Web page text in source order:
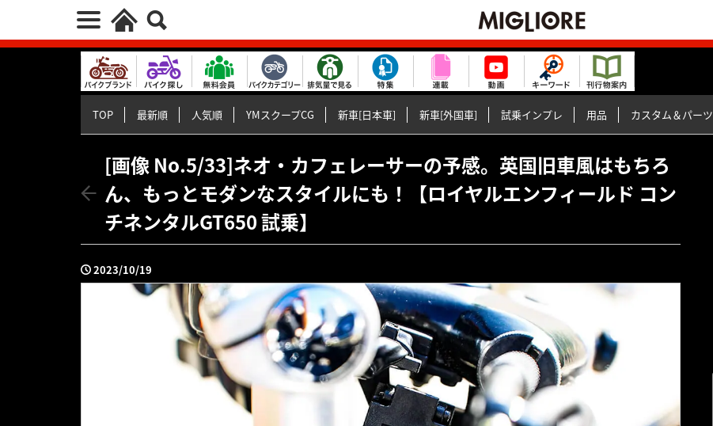
TOP 最新順 人気順 YMスクープCG 新車[日本車] 新車[外国車] 試乗インプレ 用品 カスタム＆パーツ
[画像 No.5/33]ネオ・カフェレーサーの予感。英国旧車風はもちろ
ん、もっとモダンなスタイルにも！【ロイヤルエンフィールド コン
チネンタルGT650 試乗】
2023/10/19